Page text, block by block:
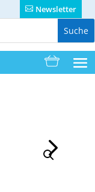
Newsletter